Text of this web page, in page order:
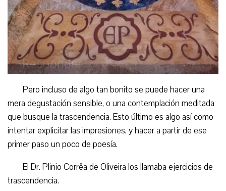
Pero incluso de algo tan bonito se puede hacer una
mera degustación sensible, o una contemplación meditada
que busque la trascendencia. Esto último es algo así como
intentar explicitar las impresiones, y hacer a partir de ese
primer paso un poco de poesía.
El Dr. Plinio Corrêa de Oliveira los llamaba ejercicios de
trascendencia.